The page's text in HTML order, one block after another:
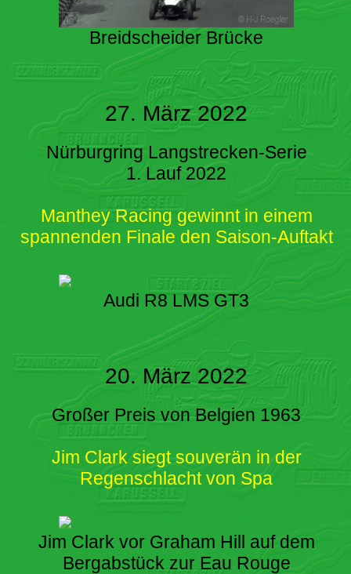
Breidscheider Brücke
27. März 2022
Nürburgring Langstrecken-Serie
1. Lauf 2022
Manthey Racing gewinnt in einem
spannenden Finale den Saison-Auftakt
Audi R8 LMS GT3
20. März 2022
Großer Preis von Belgien 1963
Jim Clark siegt souverän in der
Regenschlacht von Spa
Jim Clark vor Graham Hill auf dem
Bergabstück zur Eau Rouge